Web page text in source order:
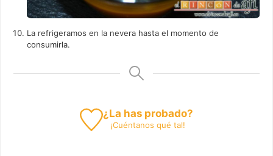
La refrigeramos en la nevera hasta el momento de
consumirla.
¿La has probado?
¡Cuéntanos qué tal!